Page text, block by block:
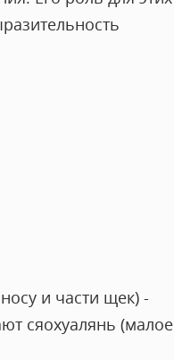
и части щек) -
сяохуалянь (малое